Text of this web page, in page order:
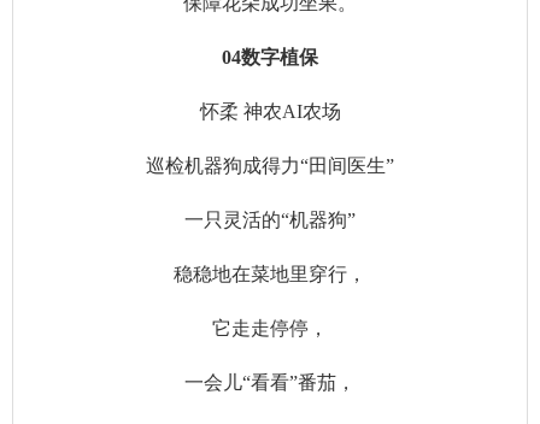
04数字植保
怀柔 神农AI农场
巡检机器狗成得力“田间医生”
一只灵活的“机器狗”
稳稳地在菜地里穿行，
它走走停停，
一会儿“看看”番茄，